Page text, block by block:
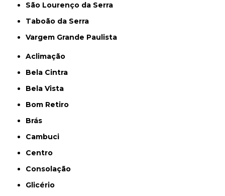
São Lourenço da Serra
Taboão da Serra
Vargem Grande Paulista
Aclimação
Bela Cintra
Bela Vista
Bom Retiro
Brás
Cambuci
Centro
Consolação
Glicério